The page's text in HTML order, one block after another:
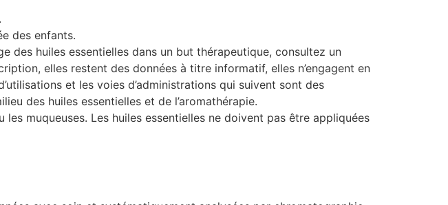
des enfants.
des huiles essentielles dans un but thérapeutique, consultez un
elles restent des données à titre informatif, elles n’engagent en
et les voies d’administrations qui suivent sont des
des huiles essentielles et de l’aromathérapie.
muqueuses. Les huiles essentielles ne doivent pas être appliquées